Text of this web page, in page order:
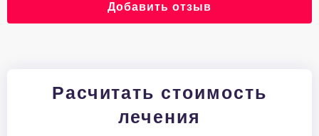
Добавить отзыв
Расчитать стоимость
лечения